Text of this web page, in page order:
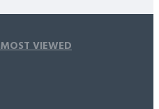
MOST VIEWED